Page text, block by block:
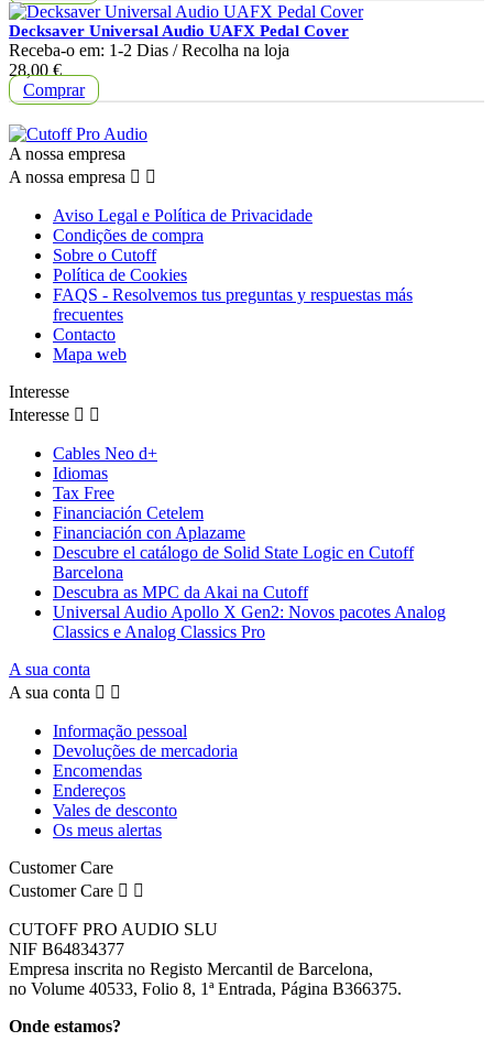
Decksaver Universal Audio UAFX Pedal Cover
Receba-o em: 1-2 Dias / Recolha na loja
Preço
28,00 €
Comprar
A nossa empresa
A nossa empresa  
Aviso Legal e Política de Privacidade
Condições de compra
Sobre o Cutoff
Política de Cookies
FAQS - Resolvemos tus preguntas y respuestas más
frecuentes
Contacto
Mapa web
Interesse
Interesse  
Cables Neo d+
Idiomas
Tax Free
Financiación Cetelem
Financiación con Aplazame
Descubre el catálogo de Solid State Logic en Cutoff
Barcelona
Descubra as MPC da Akai na Cutoff
Universal Audio Apollo X Gen2: Novos pacotes Analog
Classics e Analog Classics Pro
A sua conta
A sua conta  
Informação pessoal
Devoluções de mercadoria
Encomendas
Endereços
Vales de desconto
Os meus alertas
Customer Care
Customer Care  
CUTOFF PRO AUDIO SLU
NIF B64834377
Empresa inscrita no Registo Mercantil de Barcelona,
no Volume 40533, Folio 8, 1ª Entrada, Página B366375.
Onde estamos?